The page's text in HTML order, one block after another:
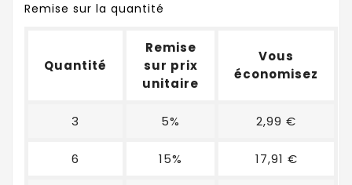
Remise sur la quantité
Quantité
Remise
sur prix
unitaire
Vous
économisez
3 5% 2,99 €
6 15% 17,91 €